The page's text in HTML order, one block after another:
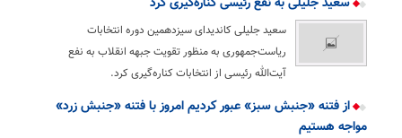
سعید جلیلی کاندیدای سیزدهمین دوره انتخابات
ریاست‌جمهوری به منظور تقویت جبهه انقلاب به نفع
آیت‌الله رئیسی از انتخابات کناره‌گیری کرد.
از فتنه «جنبش سبز» عبور کردیم امروز با فتنه «جنبش زرد»
مواجه هستیم